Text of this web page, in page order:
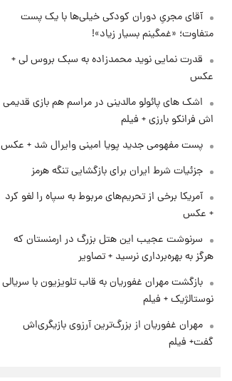
آقای مجریِ دوران کودکی خیلی‌ها با یک پست
متفاوت؛ «غمگینم بسیار زیاد»!
قدرت نمایی نوید محمدزاده به سبک بروس لی +
عکس
اشک های پائولو مالدینی در مراسم هم بازی قدیمی
اش فرانکو بارزی + فیلم
پست مفهومی جدید پویا امینی وایرال شد + عکس
جزئیات شرط ایران برای بازگشایی تنگه هرمز
آمریکا برخی از تحریم‌های مربوط به سپاه را لغو کرد
+ عکس
سرنوشت عجیب این هتل بزرگ در ارمنستان که
هرگز به بهره‌برداری نرسید + تصاویر
بازگشت مهران غفوریان به قاب تلویزیون با سریالی
نوستالژیک + فیلم
مهران غفوریان از بزرگ‌ترین آرزوی بازیگری‌اش
گفت+ فیلم